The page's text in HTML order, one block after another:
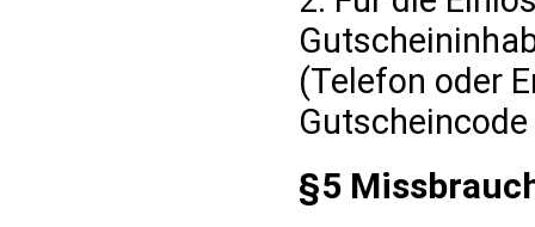
(Telefon oder
§5